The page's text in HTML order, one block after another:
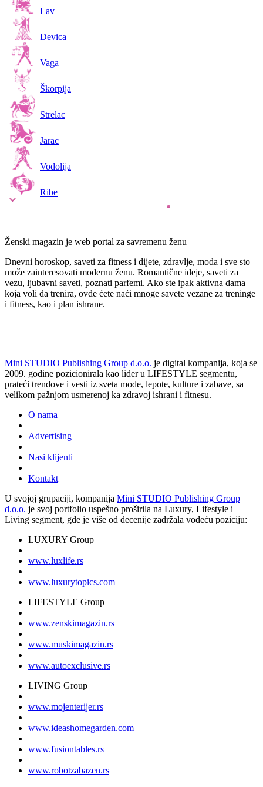
Lav
Devica
Vaga
Škorpija
Strelac
Jarac
Vodolija
Ribe
Ženski magazin je web portal za savremenu ženu
Dnevni horoskop, saveti za fitness i dijete, zdravlje, moda i sve sto
može zainteresovati modernu ženu. Romantične ideje, saveti za
vezu, ljubavni saveti, poznati parfemi. Ako ste ipak aktivna dama
koja voli da trenira, ovde ćete naći mnoge savete vezane za treninge
i fitness, kao i plan ishrane.
Mini STUDIO Publishing Group d.o.o. je digital kompanija, koja se
2009. godine pozicionirala kao lider u LIFESTYLE segmentu,
prateći trendove i vesti iz sveta mode, lepote, kulture i zabave, sa
velikom pažnjom usmerenoj ka zdravoj ishrani i fitnesu.
O nama
|
Advertising
|
Nasi klijenti
|
Kontakt
U svojoj grupaciji, kompanija Mini STUDIO Publishing Group
d.o.o. je svoj portfolio uspešno proširila na Luxury, Lifestyle i
Living segment, gde je više od decenije zadržala vodeću poziciju:
LUXURY Group
|
www.luxlife.rs
|
www.luxurytopics.com
LIFESTYLE Group
|
www.zenskimagazin.rs
|
www.muskimagazin.rs
|
www.autoexclusive.rs
LIVING Group
|
www.mojenterijer.rs
|
www.ideashomegarden.com
|
www.fusiontables.rs
|
www.robotzabazen.rs